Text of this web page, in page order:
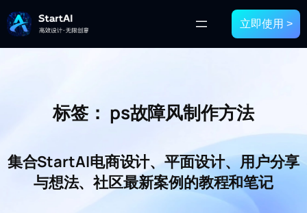
立即使用 >
标签： ps故障风制作方法
集合StartAI电商设计、平面设计、用户分享
与想法、社区最新案例的教程和笔记